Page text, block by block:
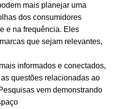
mais planejar uma
dos consumidores
e na frequência. Eles
que sejam relevantes,
informados e conectados,
questões relacionadas ao
vem demonstrando